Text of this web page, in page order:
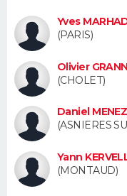
CARTE DE VOEUX
Carte de Noël
Carte Bonne année
Carte Saint-Valentin
Carte Pâques
Carte d'anniversaire
DICTIONNAIRE
Dictionnaire
Biographies
Citations
Expressions
Proverbes
PROGRAMME TV
COPAINS D'AVANT
S'inscrire
Se connecter
Lycées
Collèges
Primaires
Universités
Entreprises
Service militaire
Avis de recherche
AVIS DE DÉCÈS
Yves
(PARIS)
Olivier
(CHOLET)
Daniel MENEZ
(ASNIERES
Yann
(MONTAUD)